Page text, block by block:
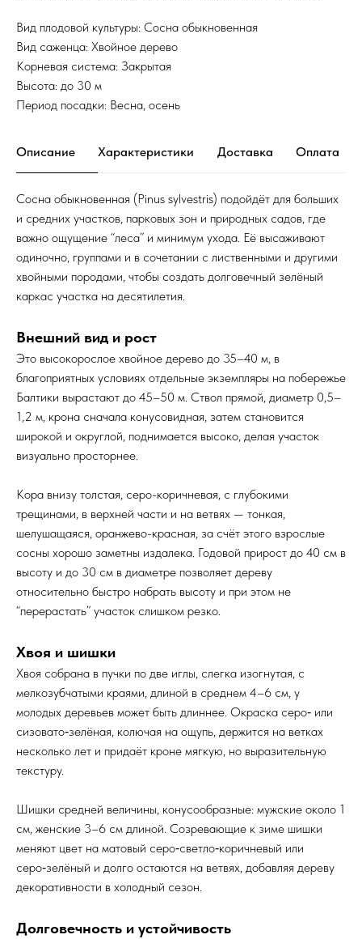
Вид плодовой культуры: Сосна обыкновенная
Вид саженца: Хвойное дерево
Корневая система: Закрытая
Высота: до 30 м
Период посадки: Весна, осень
Описание Характеристики Доставка Оплата
Сосна обыкновенная (Pinus sylvestris) подойдёт для больших
и средних участков, парковых зон и природных садов, где
важно ощущение “леса” и минимум ухода. Её высаживают
одиночно, группами и в сочетании с лиственными и другими
хвойными породами, чтобы создать долговечный зелёный
каркас участка на десятилетия.​
Внешний вид и рост
Это высокорослое хвойное дерево до 35–40 м, в
благоприятных условиях отдельные экземпляры на побережье
Балтики вырастают до 45–50 м. Ствол прямой, диаметр 0,5–
1,2 м, крона сначала конусовидная, затем становится
широкой и округлой, поднимается высоко, делая участок
визуально просторнее.​
Кора внизу толстая, серо-коричневая, с глубокими
трещинами, в верхней части и на ветвях — тонкая,
шелушащаяся, оранжево-красная, за счёт этого взрослые
сосны хорошо заметны издалека. Годовой прирост до 40 см в
высоту и до 30 см в диаметре позволяет дереву
относительно быстро набрать высоту и при этом не
“перерастать” участок слишком резко.​
Хвоя и шишки
Хвоя собрана в пучки по две иглы, слегка изогнутая, с
мелкозубчатыми краями, длиной в среднем 4–6 см, у
молодых деревьев может быть длиннее. Окраска серо‑ или
сизовато‑зелёная, колючая на ощупь, держится на ветках
несколько лет и придаёт кроне мягкую, но выразительную
текстуру.​
Шишки средней величины, конусообразные: мужские около 1
см, женские 3–6 см длиной. Созревающие к зиме шишки
меняют цвет на матовый серо‑светло‑коричневый или
серо‑зелёный и долго остаются на ветвях, добавляя дереву
декоративности в холодный сезон.​
Долговечность и устойчивость